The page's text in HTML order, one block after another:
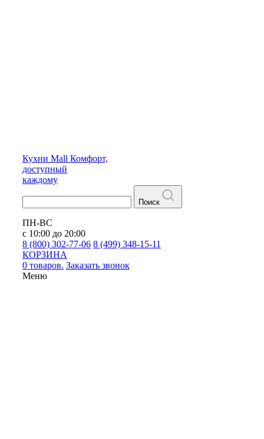
Кухни Mall Комфорт,
доступный
каждому
Поиск
ПН-ВС
с 10:00 до 20:00
8 (800) 302-77-06 8 (499) 348-15-11
КОРЗИНА
0 товаров. Заказать звонок
Меню